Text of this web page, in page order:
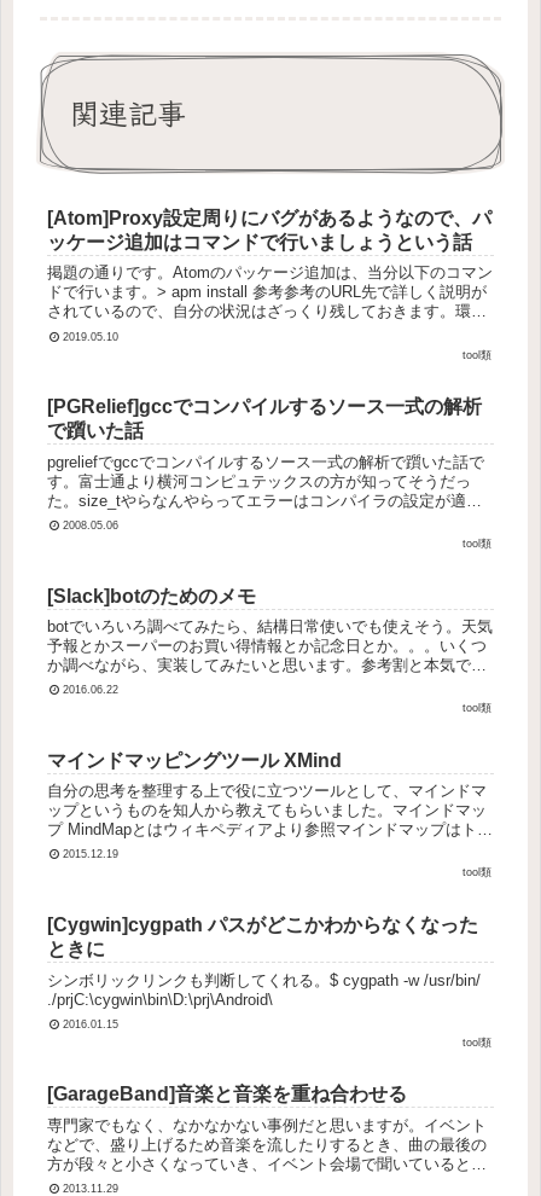
関連記事
[Atom]Proxy設定周りにバグがあるようなので、パ
ッケージ追加はコマンドで行いましょうという話
掲題の通りです。Atomのパッケージ追加は、当分以下のコマン
ドで行います。> apm install 参考参考のURL先で詳しく説明が
されているので、自分の状況はざっくり残しておきます。環境
Windows10Atom 1.36.1内容ユーザ...
2019.05.10
tool類
[PGRelief]gccでコンパイルするソース一式の解析
で躓いた話
pgreliefでgccでコンパイルするソース一式の解析で躓いた話で
す。富士通より横河コンピュテックスの方が知ってそうだっ
た。size_tやらなんやらってエラーはコンパイラの設定が適切
でないかららしい。ここをいじればGCC4とか他のコンパイ...
2008.05.06
tool類
[Slack]botのためのメモ
botでいろいろ調べてみたら、結構日常使いでも使えそう。天気
予報とかスーパーのお買い得情報とか記念日とか。。。いくつ
か調べながら、実装してみたいと思います。参考割と本気で家
庭用Slack Botを作ってみた（リンク切れ）このサイトに載って
2016.06.22
tool類
マインドマッピングツール XMind
自分の思考を整理する上で役に立つツールとして、マインドマ
ップというものを知人から教えてもらいました。マインドマッ
プ MindMapとはウィキペディアより参照マインドマップはトニ
ー・ブザン(Tony Buzan)が提唱した思考・発想法の一つ。...
2015.12.19
tool類
[Cygwin]cygpath パスがどこかわからなくなった
ときに
シンボリックリンクも判断してくれる。$ cygpath -w /usr/bin/
./prjC:\cygwin\bin\D:\prj\Android\
2016.01.15
tool類
[GarageBand]音楽と音楽を重ね合わせる
専門家でもなく、なかなかない事例だと思いますが。イベント
などで、盛り上げるため音楽を流したりするとき、曲の最後の
方が段々と小さくなっていき、イベント会場で聞いていると、
（音が小さい状態が続いて）無音状態に感じることがありま
2013.11.29